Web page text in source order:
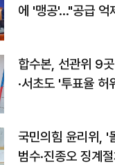
에 '맹공'…"공급 억
합수본, 선관위 9
·서초도 '투표율 허
국민의힘 윤리위, '
범수·진종오 징계